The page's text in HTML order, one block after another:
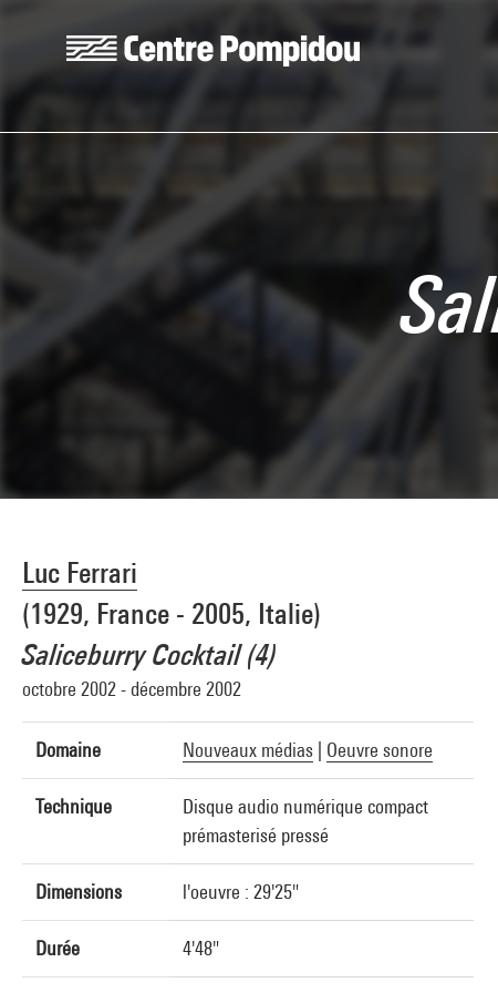
Luc Ferrari
(1929, France - 2005, Italie)
Saliceburry Cocktail (4)
octobre 2002 - décembre 2002
Domaine Nouveaux médias Oeuvre sonore
Technique
Disque audio numérique compact
prémasterisé pressé
Dimensions l'oeuvre : 29'25"
Durée 4'48"